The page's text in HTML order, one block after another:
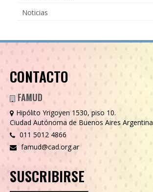
Noticias
CONTACTO
FAMUD
Hipólito Yrigoyen 1530, piso 10.
Ciudad Autónoma de Buenos Aires Argentina
011 5012 4866
famud@cad.org.ar
SUSCRIBIRSE